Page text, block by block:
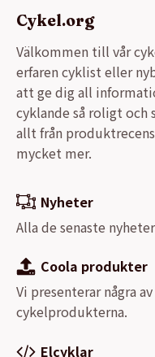
Cykel.org
Välkommen till vår
erfaren cyklist eller
att ge dig all
cyklande så roligt
allt från
mycket mer.
Nyheter
Alla de senaste
Coola produkter
Vi presenterar några
cykelprodukterna.
Elcyklar